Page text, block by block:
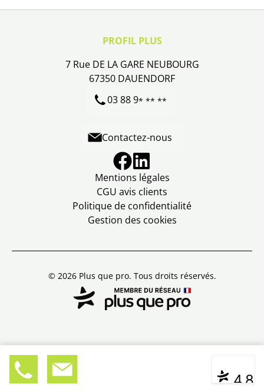
03 88 9* ** **
4,8
PROFIL PLUS
7 Rue DE LA GARE NEUBOURG
67350 DAUENDORF
03 88 9* ** **
Contactez-nous
Mentions légales
CGU avis clients
Politique de confidentialité
Gestion des cookies
© 2026 Plus que pro. Tous droits réservés.